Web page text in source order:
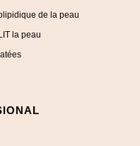
de la peau
la peau